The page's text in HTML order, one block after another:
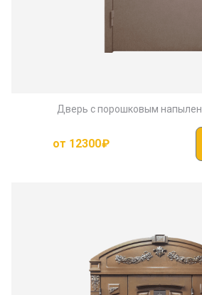
Дверь с порошковым
от 12300₽